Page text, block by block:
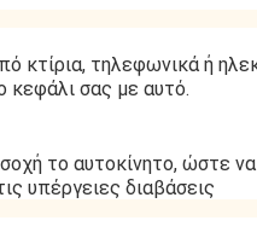
κτίρια, τηλεφωνικά ή
κεφάλι σας με αυτό.
το αυτοκίνητο, ώστε
υπέργειες διαβάσεις